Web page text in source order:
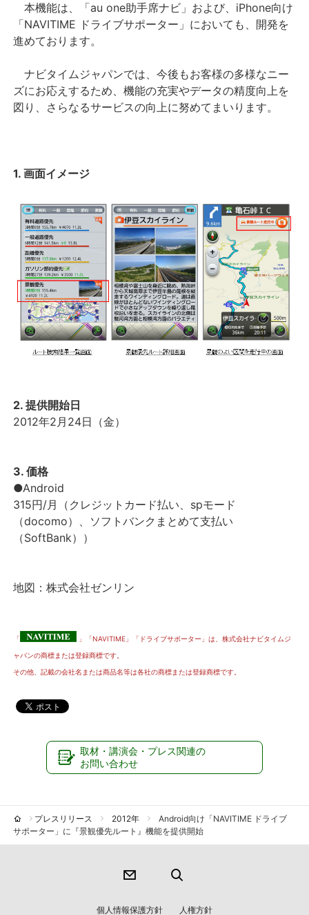
本機能は、「au one助手席ナビ」および、iPhone向け
「NAVITIME ドライブサポーター」においても、開発を
進めております。
ナビタイムジャパンでは、今後もお客様の多様なニー
ズにお応えするため、機能の充実やデータの精度向上を
図り、さらなるサービスの向上に努めてまいります。
1. 画面イメージ
2. 提供開始日
2012年2月24日（金）
3. 価格
●Android
315円/月（クレジットカード払い、spモード
（docomo）、ソフトバンクまとめて支払い
（SoftBank））
地図：株式会社ゼンリン
「
」「NAVITIME」「ドライブサポーター」は、株式会社ナビタイムジ
ャパンの商標または登録商標です。
その他、記載の会社名または商品名等は各社の商標または登録商標です。
取材・講演会・プレス関連の
お問い合わせ
プレスリリース 2012年
Android向け「NAVITIME ドライブ
サポーター」に『景観優先ルート』機能を提供開始
個人情報保護方針 人権方針